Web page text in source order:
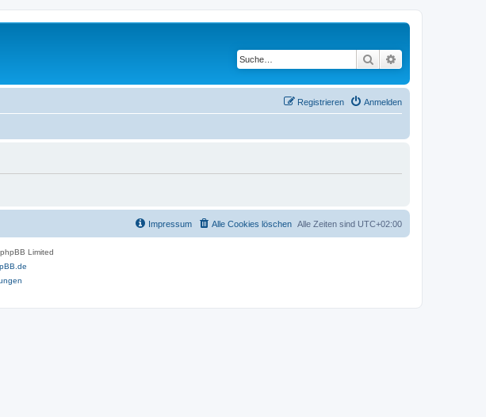
Suche
Anmelden
Registrieren
Alle Zeiten sind UTC+02:00
Alle Cookies löschen
Impressum
Limited